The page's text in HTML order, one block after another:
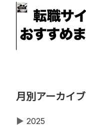
月別アーカイブ
▶ 2025